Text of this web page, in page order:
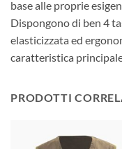
base alle proprie
Dispongono di ben 4
elasticizzata ed
caratteristica
PRODOTTI